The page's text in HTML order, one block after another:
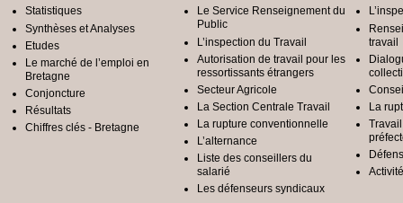
Statistiques
Synthèses et Analyses
Etudes
Le marché de l’emploi en
Bretagne
Conjoncture
Résultats
Chiffres clés - Bretagne
Le Service Renseignement du
Public
L’inspection du Travail
Autorisation de travail pour les
ressortissants étrangers
Secteur Agricole
La Section Centrale Travail
La rupture conventionnelle
L’alternance
Liste des conseillers du
salarié
Les défenseurs syndicaux
travail
La